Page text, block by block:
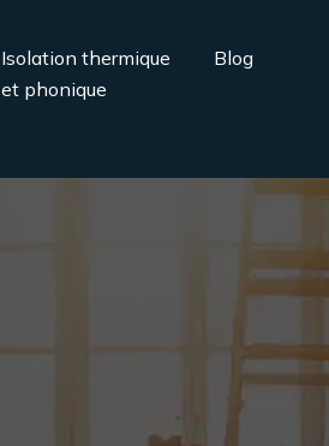
Isolation thermique
et phonique
Blog